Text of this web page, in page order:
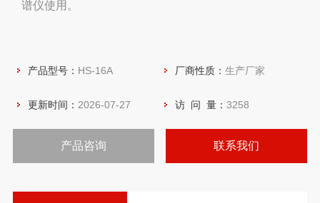
谱仪使用。
产品型号： HS-16A 厂商性质： 生产厂家
更新时间： 2026-07-27 访 问 量： 3258
产品咨询 联系我们